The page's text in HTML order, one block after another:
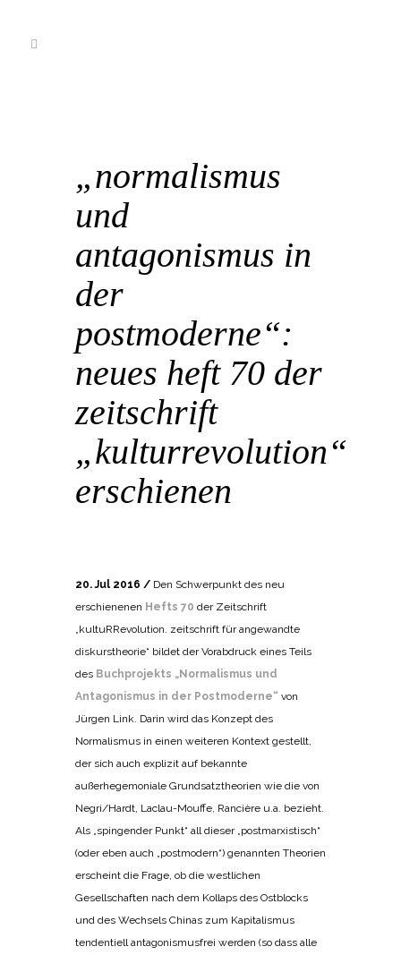
„normalismus
und
antagonismus in
der
postmoderne“:
neues heft 70 der
zeitschrift
„kulturrevolution“
erschienen
20. Jul 2016 / Den Schwerpunkt des neu
erschienenen Hefts 70 der Zeitschrift
„kultuRRevolution. zeitschrift für angewandte
diskurstheorie“ bildet der Vorabdruck eines Teils
des Buchprojekts „Normalismus und
Antagonismus in der Postmoderne“ von
Jürgen Link. Darin wird das Konzept des
Normalismus in einen weiteren Kontext gestellt,
der sich auch explizit auf bekannte
außerhegemoniale Grundsatztheorien wie die von
Negri/Hardt, Laclau-Mouffe, Rancière u.a. bezieht.
Als „spingender Punkt“ all dieser „postmarxistisch“
(oder eben auch „postmodern“) genannten Theorien
erscheint die Frage, ob die westlichen
Gesellschaften nach dem Kollaps des Ostblocks
und des Wechsels Chinas zum Kapitalismus
tendentiell antagonismusfrei werden (so dass alle